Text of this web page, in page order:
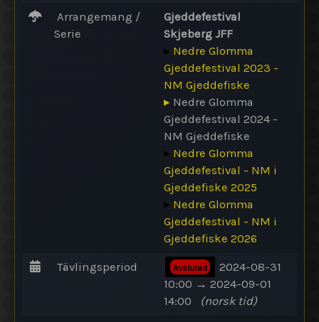
Arrangemang /
Serie
Gjeddefestival
Skjeberg JFF
▸ Nedre Glomma
Gjeddefestival 2023 -
NM Gjeddefiske
▸ Nedre Glomma
Gjeddefestival 2024 -
NM Gjeddefiske
▸ Nedre Glomma
Gjeddefestival - NM i
Gjeddefiske 2025
▸ Nedre Glomma
Gjeddefestival - NM i
Gjeddefiske 2026
Tävlingsperiod Avslutad
2024-08-31
10:00 → 2024-09-01
14:00
(norsk tid)